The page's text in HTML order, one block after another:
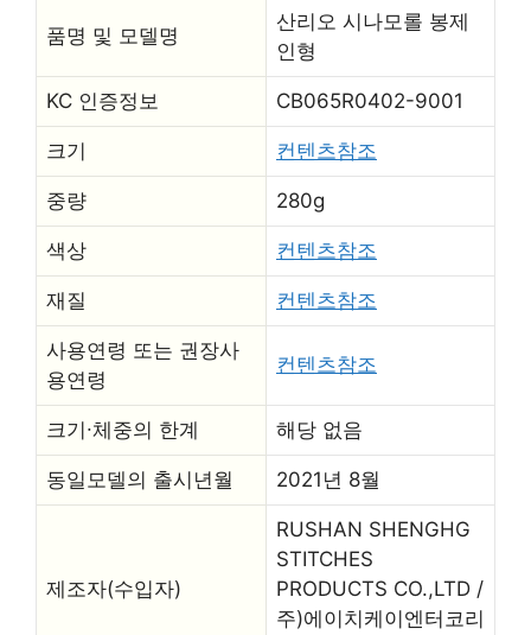
품명 및 모델명
산리오 시나모롤 봉제
인형
KC 인증정보 CB065R0402-9001
크기 컨텐츠참조
중량 280g
색상 컨텐츠참조
재질 컨텐츠참조
사용연령 또는 권장사
용연령
컨텐츠참조
크기∙체중의 한계 해당 없음
동일모델의 출시년월 2021년 8월
제조자(수입자)
RUSHAN SHENGHG
STITCHES
PRODUCTS CO.,LTD /
주)에이치케이엔터코리